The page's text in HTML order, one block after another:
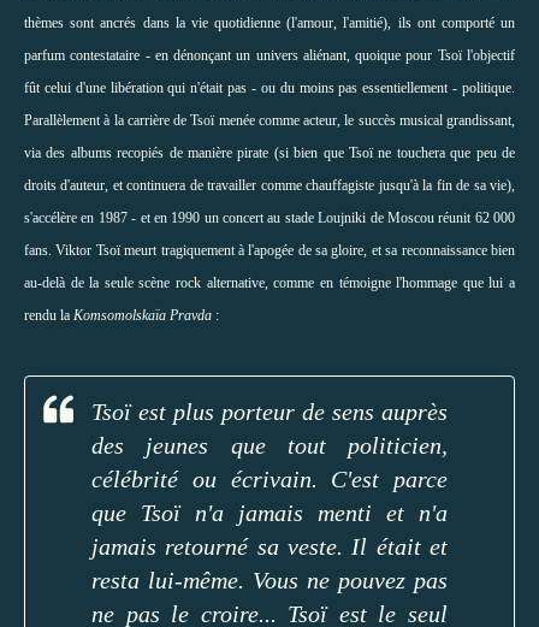
thèmes sont ancrés dans la vie quotidienne (l'amour, l'amitié), ils ont comporté un
parfum contestataire - en dénonçant un univers aliénant, quoique pour Tsoï l'objectif
fût celui d'une libération qui n'était pas - ou du moins pas essentiellement - politique.
Parallèlement à la carrière de Tsoï menée comme acteur, le succès musical grandissant,
via des albums recopiés de manière pirate (si bien que Tsoï ne touchera que peu de
droits d'auteur, et continuera de travailler comme chauffagiste jusqu'à la fin de sa vie),
s'accélère en 1987 - et en 1990 un concert au stade Loujniki de Moscou réunit 62 000
fans. Viktor Tsoï meurt tragiquement à l'apogée de sa gloire, et sa reconnaissance bien
au-delà de la seule scène rock alternative, comme en témoigne l'hommage que lui a
rendu la Komsomolskaïa Pravda :
Tsoï est plus porteur de sens auprès
des jeunes que tout politicien,
célébrité ou écrivain. C'est parce
que Tsoï n'a jamais menti et n'a
jamais retourné sa veste. Il était et
resta lui-même. Vous ne pouvez pas
ne pas le croire... Tsoï est le seul